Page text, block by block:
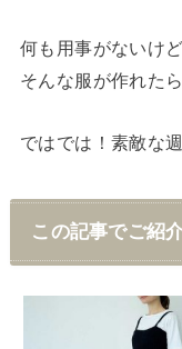
何も用事がないけ
そんな服が作れた
ではでは！素敵な
この記事でご紹